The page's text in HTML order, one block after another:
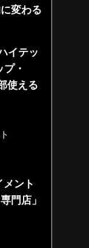
変わる
イテッ
・
使える
ント
門店」